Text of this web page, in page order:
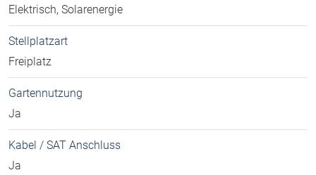
Elektrisch, Solarenergie
Stellplatzart
Freiplatz
Gartennutzung
Ja
Kabel / SAT Anschluss
Ja